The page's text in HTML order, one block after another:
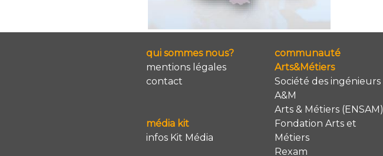
qui sommes nous?
mentions légales
contact
média kit
infos Kit Média
communauté
Arts&Métiers
Société des ingénieurs
A&M
Arts & Métiers (ENSAM)
Fondation Arts et
Métiers
Rexam